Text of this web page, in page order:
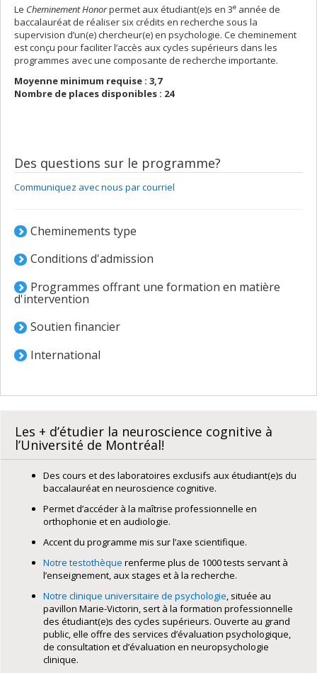
Le CheminementHonorpermet aux étudiant(e)s en 3e année de
baccalauréat de réaliser six crédits en recherche sous la
supervision d’un(e) chercheur(e) en psychologie. Ce cheminement
est conçu pour faciliter l’accès aux cycles supérieurs dans les
programmes avec une composante de recherche importante.
Moyenne minimum requise : 3,7
Nombre de places disponibles : 24
Des questions sur le programme?
Communiquez avec nous par courriel
Cheminements type
Conditions d'admission
Programmes offrant une formation en matière
d'intervention
Soutien financier
International
Les + d’étudier la neuroscience cognitive à
l’Université de Montréal!
Des cours et des laboratoires exclusifs aux étudiant(e)s du
baccalauréat en neuroscience cognitive.
Permet d’accéder à la maîtrise professionnelle en
orthophonie et en audiologie.
Accent du programme mis sur l’axe scientifique.
Notre testothèque renferme plus de 1000 tests servant à
l’enseignement, aux stages et à la recherche.
Notre clinique universitaire de psychologie, située au
pavillon Marie-Victorin, sert à la formation professionnelle
des étudiant(e)s des cycles supérieurs. Ouverte au grand
public, elle offre des services d’évaluation psychologique,
de consultation et d’évaluation en neuropsychologie
clinique.